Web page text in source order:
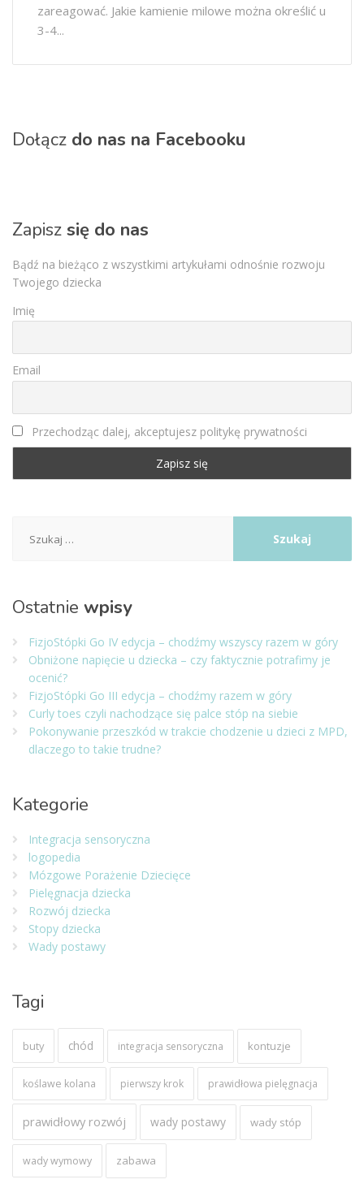
zareagować. Jakie kamienie milowe można określić u
3-4...
Dołącz do nas na Facebooku
Zapisz się do nas
Bądź na bieżąco z wszystkimi artykułami odnośnie rozwoju
Twojego dziecka
Imię
Email
Przechodząc dalej, akceptujesz politykę prywatności
Ostatnie wpisy
FizjoStópki Go IV edycja – chodźmy wszyscy razem w góry
Obniżone napięcie u dziecka – czy faktycznie potrafimy je
ocenić?
FizjoStópki Go III edycja – chodźmy razem w góry
Curly toes czyli nachodzące się palce stóp na siebie
Pokonywanie przeszkód w trakcie chodzenie u dzieci z MPD,
dlaczego to takie trudne?
Kategorie
Integracja sensoryczna
logopedia
Mózgowe Porażenie Dziecięce
Pielęgnacja dziecka
Rozwój dziecka
Stopy dziecka
Wady postawy
Tagi
buty chód integracja sensoryczna kontuzje
koślawe kolana pierwszy krok prawidłowa pielęgnacja
prawidłowy rozwój wady postawy wady stóp
wady wymowy zabawa